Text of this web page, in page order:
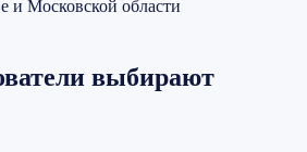
и Московской области
выбирают